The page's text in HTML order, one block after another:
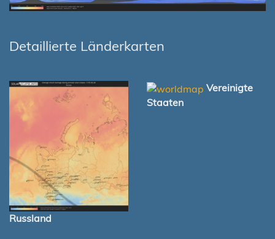
Detaillierte Länderkarten
Russland
Vereinigte
Staaten